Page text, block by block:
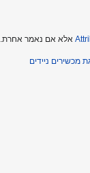
אלא אם נאמר אחרת.
מכשירים ניידים